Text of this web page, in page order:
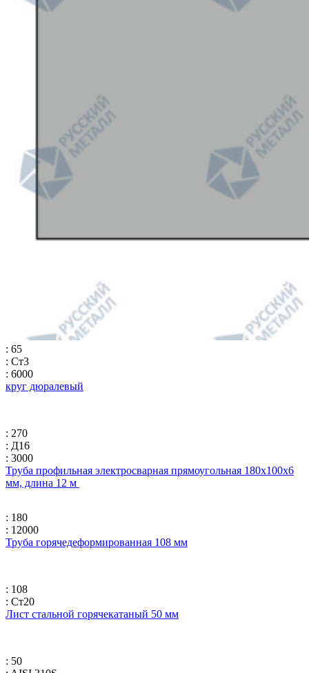
: 65
: Ст3
: 6000
круг дюралевый
: 270
: Д16
: 3000
Труба профильная электросварная прямоугольная 180х100х6
мм, длина 12 м
: 180
: 12000
Труба горячедеформированная 108 мм
: 108
: Ст20
Лист стальной горячекатаный 50 мм
: 50